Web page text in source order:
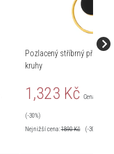
Pozlacený stříbrný
kruhy
1,323 Kč Cena
(-30%)
Nejnižší cena:1890Kč (-30%)